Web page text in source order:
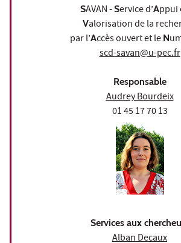
SAVAN -Service d’Appui
Valorisation de la
par l’Accès ouvert et le N
scd-savan@u-pec.fr
Responsable
Audrey Bourdeix
01 45 17 70 13
Services aux
Alban Decaux